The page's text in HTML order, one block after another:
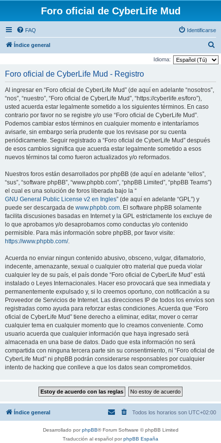
Foro oficial de CyberLife Mud
FAQ Identificarse
Índice general
u
Idioma:
Foro oficial de CyberLife Mud - Registro
Al ingresar en “Foro oficial de CyberLife Mud” (de aquí en adelante “nosotros”,
“nos”, “nuestro”, “Foro oficial de CyberLife Mud”, “https://cyberlife.es/foro”),
usted acuerda estar legalmente sometido a los siguientes términos. En caso
contrario por favor no se registre y/o use “Foro oficial de CyberLife Mud”.
Podemos cambiar estos términos en cualquier momento e intentaríamos
avisarle, sin embargo sería prudente que los revisase por su cuenta
periódicamente. Seguir registrado a “Foro oficial de CyberLife Mud” después
de esos cambios significa que acuerda estar legalmente sometido a esos
nuevos términos tal como fueron actualizados y/o reformados.
Nuestros foros están desarrollados por phpBB (de aquí en adelante “ellos”,
“sus”, “software phpBB”, “www.phpbb.com”, “phpBB Limited”, “phpBB Teams”)
el cual es una solución de foros liberada bajo la “
GNU General Public License v2 en Ingles” (de aquí en adelante “GPL”) y
puede ser descargada de www.phpbb.com. El software phpBB solamente
facilita discusiones basadas en Internet y la GPL estrictamente los excluye de
lo que aprobamos y/o desaprobamos como conductas y/o contenido
permisible. Para más información sobre phpBB, por favor visite:
https://www.phpbb.com/.
Acuerda no enviar ningun contenido abusivo, obsceno, vulgar, difamatorio,
indecente, amenazante, sexual o cualquier otro material que pueda violar
cualquier ley de su país, el país donde “Foro oficial de CyberLife Mud” está
instalado o Leyes Internacionales. Hacer eso provocará que sea inmediata y
permanentemente expulsado y, si lo creemos oportuno, con notificación a su
Proveedor de Servicios de Internet. Las direcciones IP de todos los envíos son
registradas como ayuda para reforzar estas condiciones. Acuerda que “Foro
oficial de CyberLife Mud” tiene derecho a eliminar, editar, mover o cerrar
cualquier tema en cualquier momento que lo creamos conveniente. Como
usuario acuerda que cualquier información que haya ingresado será
almacenada en una base de datos. Dado que esta información no será
compartida con ninguna tercera parte sin su consentimiento, ni “Foro oficial de
CyberLife Mud” ni phpBB podrán considerarse responsables por cualquier
intento de hacking que conlleve a que los datos sean comprometidos.
Índice general Todos los horarios son UTC+02:00
Desarrollado porphpBB® Forum Software © phpBB Limited
Traducción al español porphpBB España